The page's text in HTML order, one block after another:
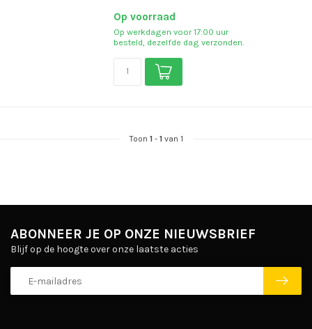
Op voorraad
Op werkdagen voor 17:00 uur
besteld, dezelfde dag verzonden.
Toon 1- 1van 1
ABONNEER JE OP ONZE NIEUWSBRIEF
Blijf op de hoogte over onze laatste acties